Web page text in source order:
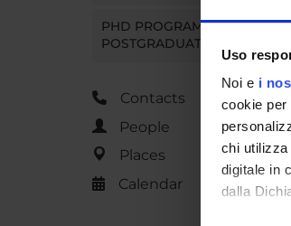
Uso
Noi e i
cookie
chi
digitale in
dalla
PHD PROGRAMMES AND
POSTGRADUATE TRAINING
Contacts
People
Places
Calendar